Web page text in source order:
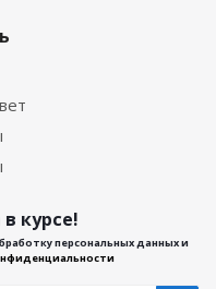
курсе!
персональных данных и